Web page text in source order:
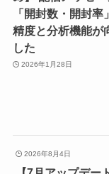
「開封数・開封率
精度と分析機能が
した
2026年1月28日
2026年8月4日